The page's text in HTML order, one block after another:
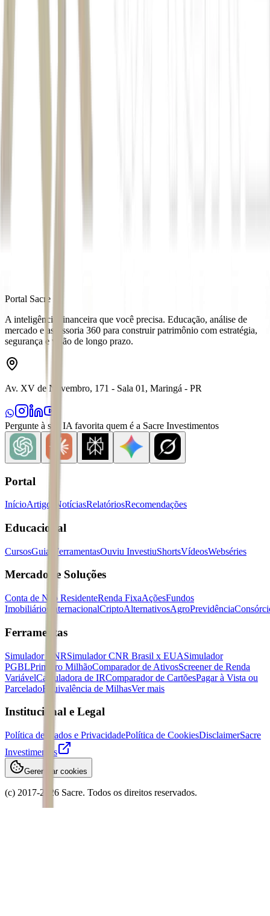
Portal Sacre
A inteligência financeira que você precisa. Educação, análise de
mercado e assessoria 360 para construir patrimônio com estratégia,
segurança e visão de longo prazo.
Av. XV de Novembro, 171 - Sala 01, Maringá - PR
Pergunte à sua IA favorita quem é a Sacre Investimentos
Portal
InícioArtigos NotíciasRelatóriosRecomendações
Educacional
CursosGuias FerramentasOuviu InvestiuShortsVídeosWebséries
Mercados e Soluções
Conta de Não ResidenteRenda FixaAçõesFundos
Imobiliários
InternacionalCriptoAlternativosAgroPrevidência
Ferramentas
Simulador CNRSimulador CNR Brasil x EUASimulador
PGBLPrimeiro MilhãoComparador de AtivosScreener de Renda
VariávelCalculadora de IRComparador de CartõesPagar à Vista ou
ParceladoEquivalência de MilhasVer mais
Institucional e Legal
Política de Dados e PrivacidadePolítica de CookiesDisclaimerSacre
Investimentos
Gerenciar cookies
(c) 2017-2026 Sacre. Todos os direitos reservados.